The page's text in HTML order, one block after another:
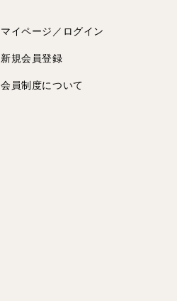
マイページ／ログイン
新規会員登録
会員制度について